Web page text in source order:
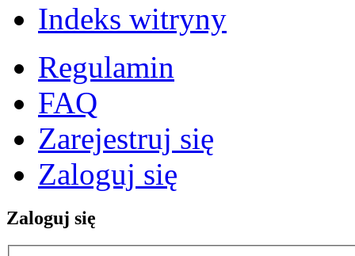
Indeks witryny
Regulamin
FAQ
Zarejestruj się
Zaloguj się
Zaloguj się